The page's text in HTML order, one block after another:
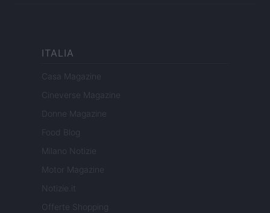
ITALIA
Casa Magazine
Cineverse Magazine
Donne Magazine
Food Blog
Milano Notizie
Motor Magazine
Notizie.it
Offerte Shopping